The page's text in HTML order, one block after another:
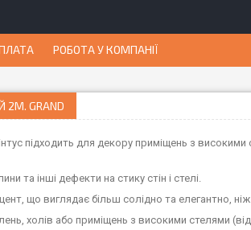
РОБОТА У КОМПАНІЇ
GRAND
підходить для декору приміщень з високими
та інші дефекти на стику стін і стелі.
що виглядає більш солідно та елегантно, ніж
холів або приміщень з високими стелями